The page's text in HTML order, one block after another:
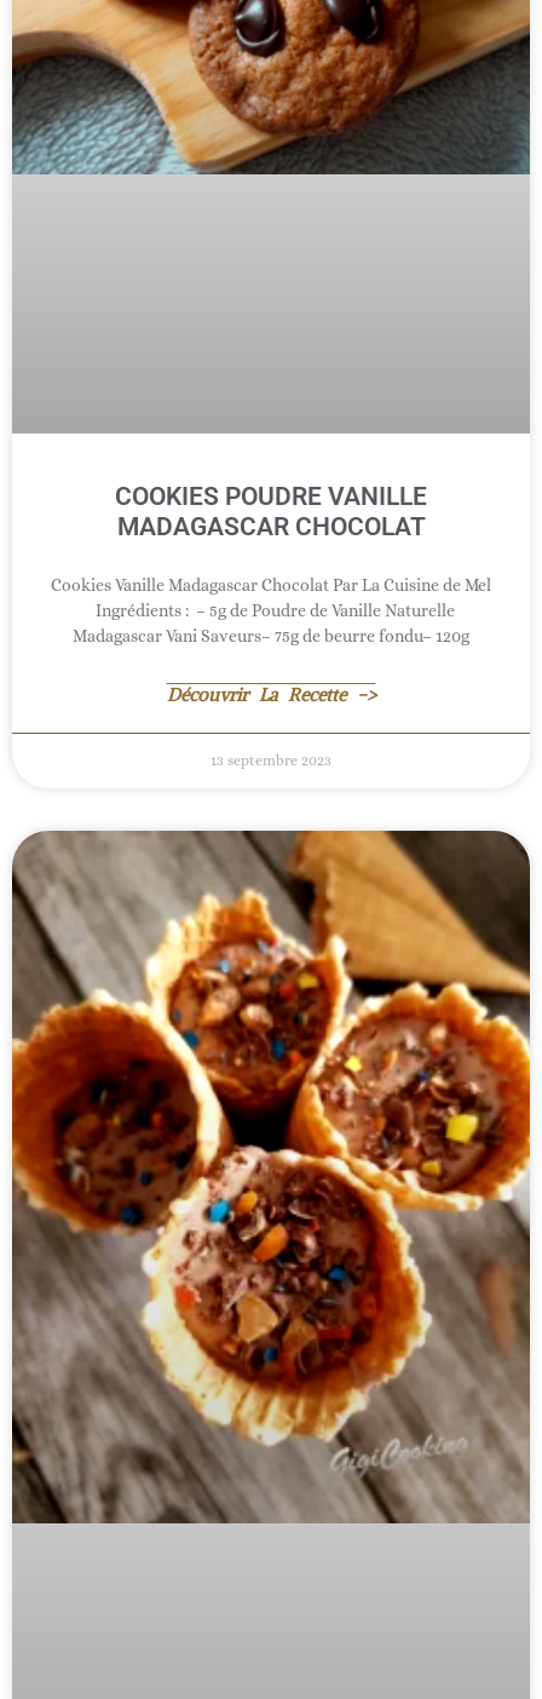
COOKIES POUDRE VANILLE
MADAGASCAR CHOCOLAT
Cookies Vanille Madagascar Chocolat Par La Cuisine de Mel
Ingrédients : – 5g de Poudre de Vanille Naturelle
Madagascar Vani Saveurs– 75g de beurre fondu– 120g
Découvrir La Recette ->
13 septembre 2023